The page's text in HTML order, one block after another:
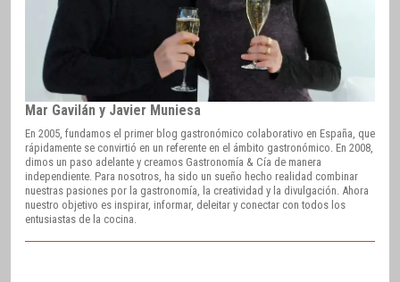
Mar Gavilán y Javier Muniesa
En 2005, fundamos el primer blog gastronómico colaborativo en España, que
rápidamente se convirtió en un referente en el ámbito gastronómico. En 2008,
dimos un paso adelante y creamos Gastronomía & Cía de manera
independiente. Para nosotros, ha sido un sueño hecho realidad combinar
nuestras pasiones por la gastronomía, la creatividad y la divulgación. Ahora
nuestro objetivo es inspirar, informar, deleitar y conectar con todos los
entusiastas de la cocina.